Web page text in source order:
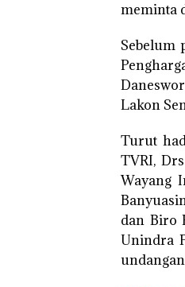
meminta
Sebelum
Lakon
Turut
TVRI,
Wayang
dan Biro
Unindra